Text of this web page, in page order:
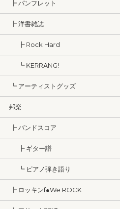
┣ パンフレット
┣ 洋書雑誌
┣ Rock Hard
┗ KERRANG!
┗ アーティストグッズ
邦楽
┣ バンドスコア
┣ ギター譜
┗ ピアノ弾き語り
┣ ロッキンf●We ROCK